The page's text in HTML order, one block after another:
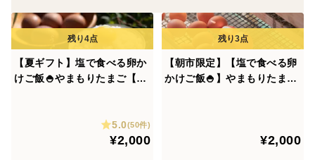
自由に動き回れる環境を作ることで鶏自体が健康に育
飼料を消化してしまうことができます。
【夏ギフト】塩で食べる卵か
けご飯🍚やまもりたまご【20
5.0(50件)
¥2,000
【朝市限定】【塩で食べる卵
かけご飯🍚】やまもりたまご
¥2,000